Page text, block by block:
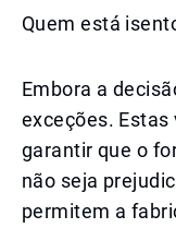
Quem está
Embora a
exceções.
garantir que o
não seja
permitem a